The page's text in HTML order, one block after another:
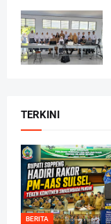
TERKINI
BERITA